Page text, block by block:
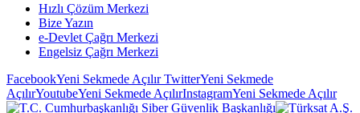
Hızlı Çözüm Merkezi
Bize Yazın
e-Devlet Çağrı Merkezi
Engelsiz Çağrı Merkezi
FacebookYeni Sekmede AçılırTwitterYeni Sekmede
AçılırYoutubeYeni Sekmede AçılırInstagramYeni Sekmede Açılır